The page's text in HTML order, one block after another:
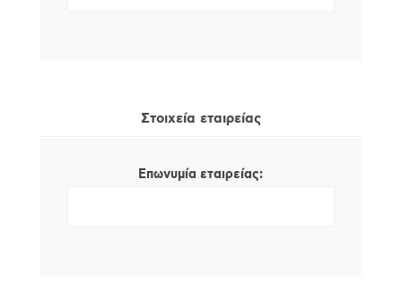
Στοιχεία εταιρείας
Επωνυμία εταιρείας: